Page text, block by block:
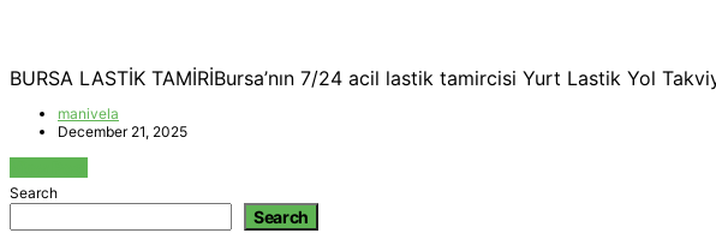
BURSA LASTİK TAMİRİBursa’nın 7/24 acil lastik tamircisi Yurt Lastik Yol
manivela
December 21, 2025
Search
Search